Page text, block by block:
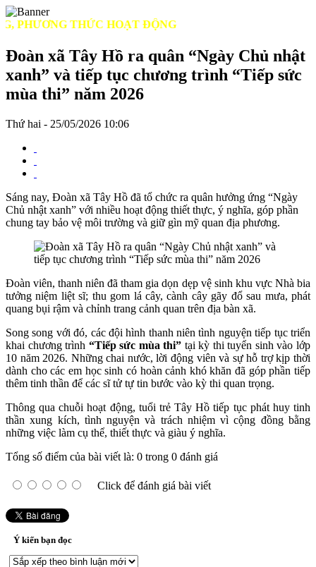
THỨC HOẠT ĐỘNG
Đoàn xã Tây Hồ ra quân “Ngày Chủ nhật
xanh” và tiếp tục chương trình “Tiếp sức
mùa thi” năm 2026
Thứ hai - 25/05/2026 10:06
Sáng nay, Đoàn xã Tây Hồ đã tổ chức ra quân hưởng ứng “Ngày
Chủ nhật xanh” với nhiều hoạt động thiết thực, ý nghĩa, góp phần
chung tay bảo vệ môi trường và giữ gìn mỹ quan địa phương.
Đoàn viên, thanh niên đã tham gia dọn dẹp vệ sinh khu vực Nhà bia
tưởng niệm liệt sĩ; thu gom lá cây, cành cây gãy đổ sau mưa, phát
quang bụi rậm và chỉnh trang cảnh quan trên địa bàn xã.
Song song với đó, các đội hình thanh niên tình nguyện tiếp tục triển
khai chương trình “Tiếp sức mùa thi” tại kỳ thi tuyển sinh vào lớp
10 năm 2026. Những chai nước, lời động viên và sự hỗ trợ kịp thời
dành cho các em học sinh có hoàn cảnh khó khăn đã góp phần tiếp
thêm tinh thần để các sĩ tử tự tin bước vào kỳ thi quan trọng.
Thông qua chuỗi hoạt động, tuổi trẻ Tây Hồ tiếp tục phát huy tinh
thần xung kích, tình nguyện và trách nhiệm vì cộng đồng bằng
những việc làm cụ thể, thiết thực và giàu ý nghĩa.
Tổng số điểm của bài viết là: 0 trong 0 đánh giá
Click để đánh giá bài viết
Ý kiến bạn đọc